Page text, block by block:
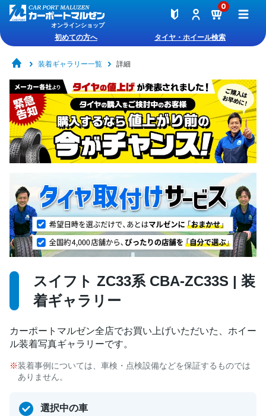
オンラインショップ
0
初めての方へ タイヤ・ホイール検索
装着ギャラリー一覧 詳細
スイフト ZC33系 CBA-ZC33S | 装
着ギャラリー
カーポートマルゼン全店でお買い上げいただいた、ホイー
ル装着写真ギャラリーです。
装着事例については、車検・点検設備などを保証するものでは
ありません。
選択中の車